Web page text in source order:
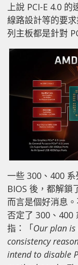
上說 PCI-E 4.0 的
線路設計等的要
列主板都是針對
一些 300、400
BIOS 後，都解鎖
而言是個好消息
否定了 300、400
指：「Our plan
consistency
intend to disable